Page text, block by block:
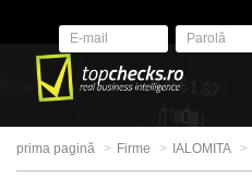
prima pagină Firme IALOMITA